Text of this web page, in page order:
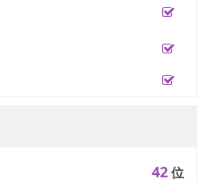
42位